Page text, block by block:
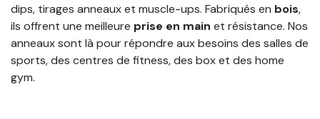
dips, tirages anneaux et muscle-ups. Fabriqués en bois,
ils offrent une meilleure prise en main et résistance. Nos
anneaux sont là pour répondre aux besoins des salles de
sports, des centres de fitness, des box et des home
gym.